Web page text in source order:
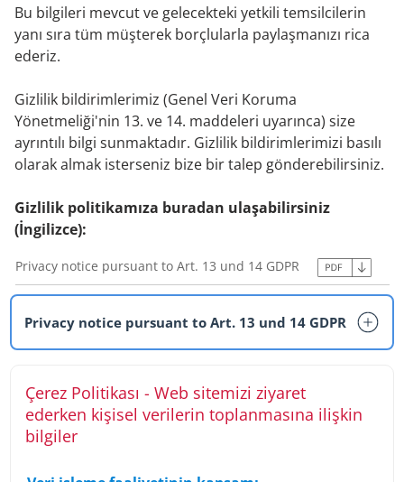
Bu bilgileri mevcut ve gelecekteki yetkili temsilcilerin
yanı sıra tüm müşterek borçlularla paylaşmanızı rica
ederiz.
Gizlilik bildirimlerimiz (Genel Veri Koruma
Yönetmeliği'nin 13. ve 14. maddeleri uyarınca) size
ayrıntılı bilgi sunmaktadır. Gizlilik bildirimlerimizi basılı
olarak almak isterseniz bize bir talep gönderebilirsiniz.
Gizlilik politikamıza buradan ulaşabilirsiniz
(İngilizce):
Privacy notice pursuant to Art. 13 und 14 GDPR
Privacy notice pursuant to Art. 13 und 14 GDPR
Data protection and data security are very important to
us. We would therefore like to take this opportunity to
Çerez Politikası - Web sitemizi ziyaret
ederken kişisel verilerin toplanmasına ilişkin
bilgiler